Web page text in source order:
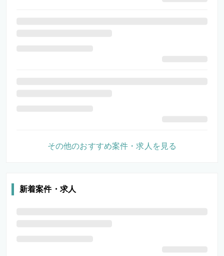
その他のおすすめ案件・求人を見る
新着案件・求人